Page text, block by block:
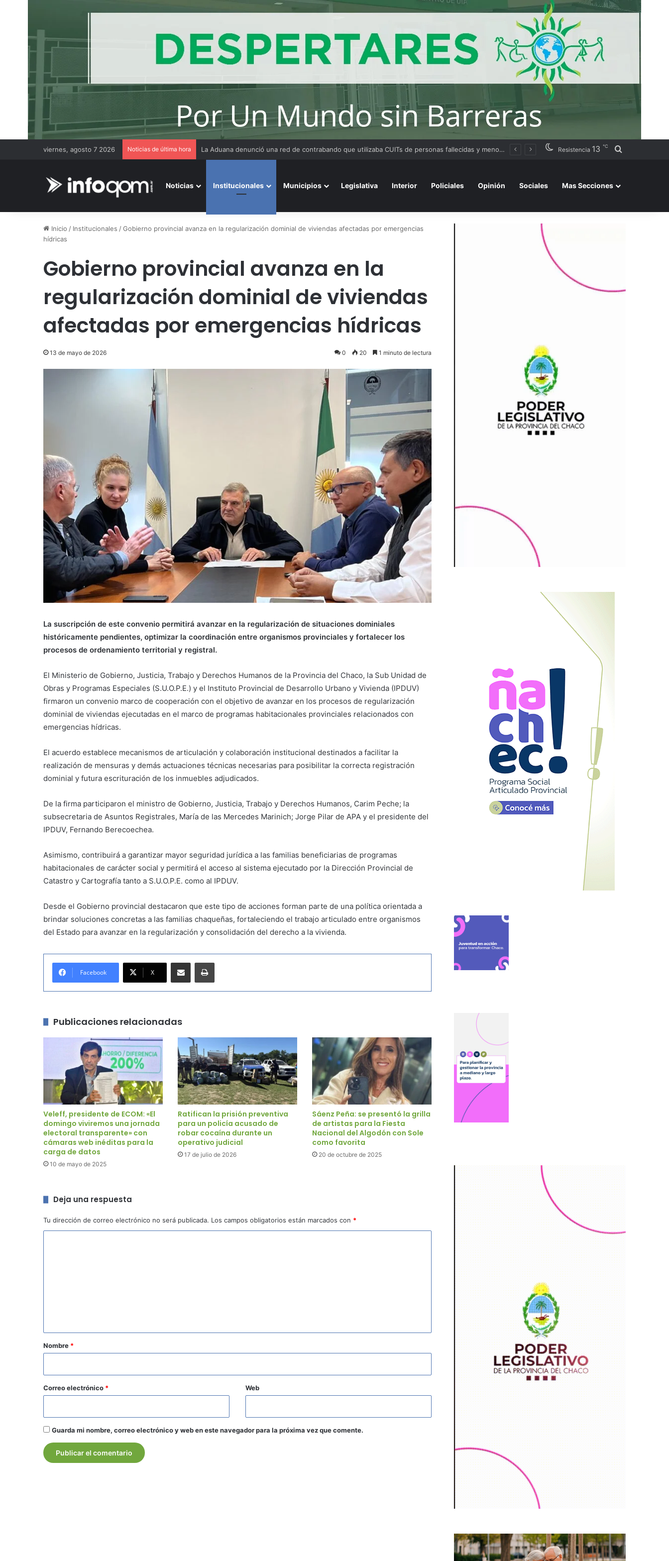
viernes, agosto 7 2026 Noticias de última hora Thiago Medina fue imputado por abuso sexual y la causa continúa bajo investigación judicial Resistencia 13 ℃ Buscar por
Noticias Institucionales Municipios Legislativa Interior Policiales Opinión Sociales Mas Secciones
Inicio / Institucionales /Gobierno provincial avanza en la regularización dominial de viviendas afectadas por emergencias
hídricas
Gobierno provincial avanza en la
regularización dominial de viviendas
afectadas por emergencias hídricas
13 de mayo de 2026 0 20 1 minuto de lectura
La suscripción de este convenio permitirá avanzar en la regularización de situaciones dominiales
históricamente pendientes, optimizar la coordinación entre organismos provinciales y fortalecer los
procesos de ordenamiento territorial y registral.
El Ministerio de Gobierno, Justicia, Trabajo y Derechos Humanos de la Provincia del Chaco, la Sub Unidad de
Obras y Programas Especiales (S.U.O.P.E.) y el Instituto Provincial de Desarrollo Urbano y Vivienda (IPDUV)
firmaron un convenio marco de cooperación con el objetivo de avanzar en los procesos de regularización
dominial de viviendas ejecutadas en el marco de programas habitacionales provinciales relacionados con
emergencias hídricas.
El acuerdo establece mecanismos de articulación y colaboración institucional destinados a facilitar la
realización de mensuras y demás actuaciones técnicas necesarias para posibilitar la correcta registración
dominial y futura escrituración de los inmuebles adjudicados.
De la firma participaron el ministro de Gobierno, Justicia, Trabajo y Derechos Humanos, Carim Peche; la
subsecretaria de Asuntos Registrales, María de las Mercedes Marinich; Jorge Pilar de APA y el presidente del
IPDUV, Fernando Berecoechea.
Asimismo, contribuirá a garantizar mayor seguridad jurídica a las familias beneficiarias de programas
habitacionales de carácter social y permitirá el acceso al sistema ejecutado por la Dirección Provincial de
Catastro y Cartografía tanto a S.U.O.P.E. como al IPDUV.
Desde el Gobierno provincial destacaron que este tipo de acciones forman parte de una política orientada a
brindar soluciones concretas a las familias chaqueñas, fortaleciendo el trabajo articulado entre organismos
del Estado para avanzar en la regularización y consolidación del derecho a la vivienda.
Facebook X
Publicaciones relacionadas
Veleff, presidente de ECOM: «El
domingo viviremos una jornada
electoral transparente» con
cámaras web inéditas para la
carga de datos
10 de mayo de 2025
Ratifican la prisión preventiva
para un policía acusado de
robar cocaína durante un
operativo judicial
17 de julio de 2026
Sáenz Peña: se presentó la grilla
de artistas para la Fiesta
Nacional del Algodón con Sole
como favorita
20 de octubre de 2025
Deja una respuesta
Tu dirección de correo electrónico no será publicada. Los campos obligatorios están marcados con *
r
o
*
Nombre *
Correo electrónico * Web
Guarda mi nombre, correo electrónico y web en este navegador para la próxima vez que comente.